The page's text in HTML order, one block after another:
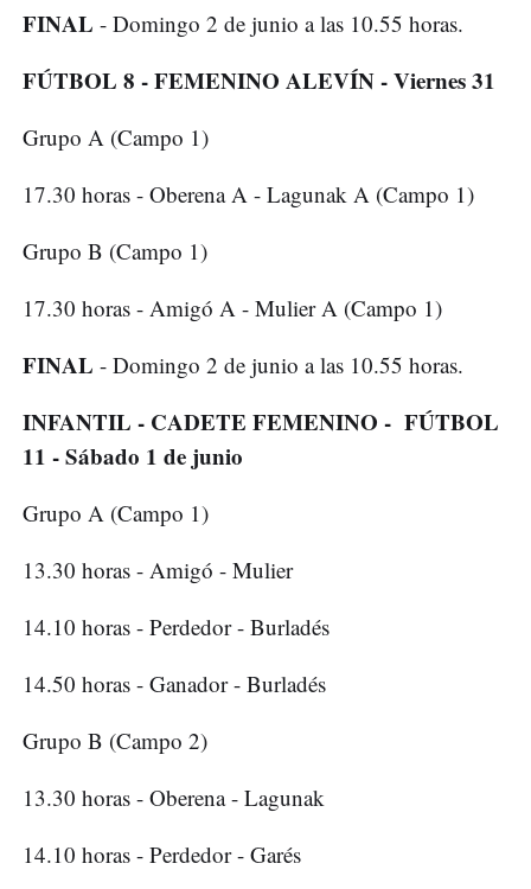
FINAL - Domingo 2 de junio a las 10.55 horas.
FÚTBOL 8 - FEMENINO ALEVÍN - Viernes 31
Grupo A (Campo 1)
17.30 horas - Oberena A - Lagunak A (Campo 1)
Grupo B (Campo 1)
17.30 horas - Amigó A - Mulier A (Campo 1)
FINAL - Domingo 2 de junio a las 10.55 horas.
INFANTIL - CADETE FEMENINO - FÚTBOL
11 - Sábado 1 de junio
Grupo A (Campo 1)
13.30 horas - Amigó - Mulier
14.10 horas - Perdedor - Burladés
14.50 horas - Ganador - Burladés
Grupo B (Campo 2)
13.30 horas - Oberena - Lagunak
14.10 horas - Perdedor - Garés